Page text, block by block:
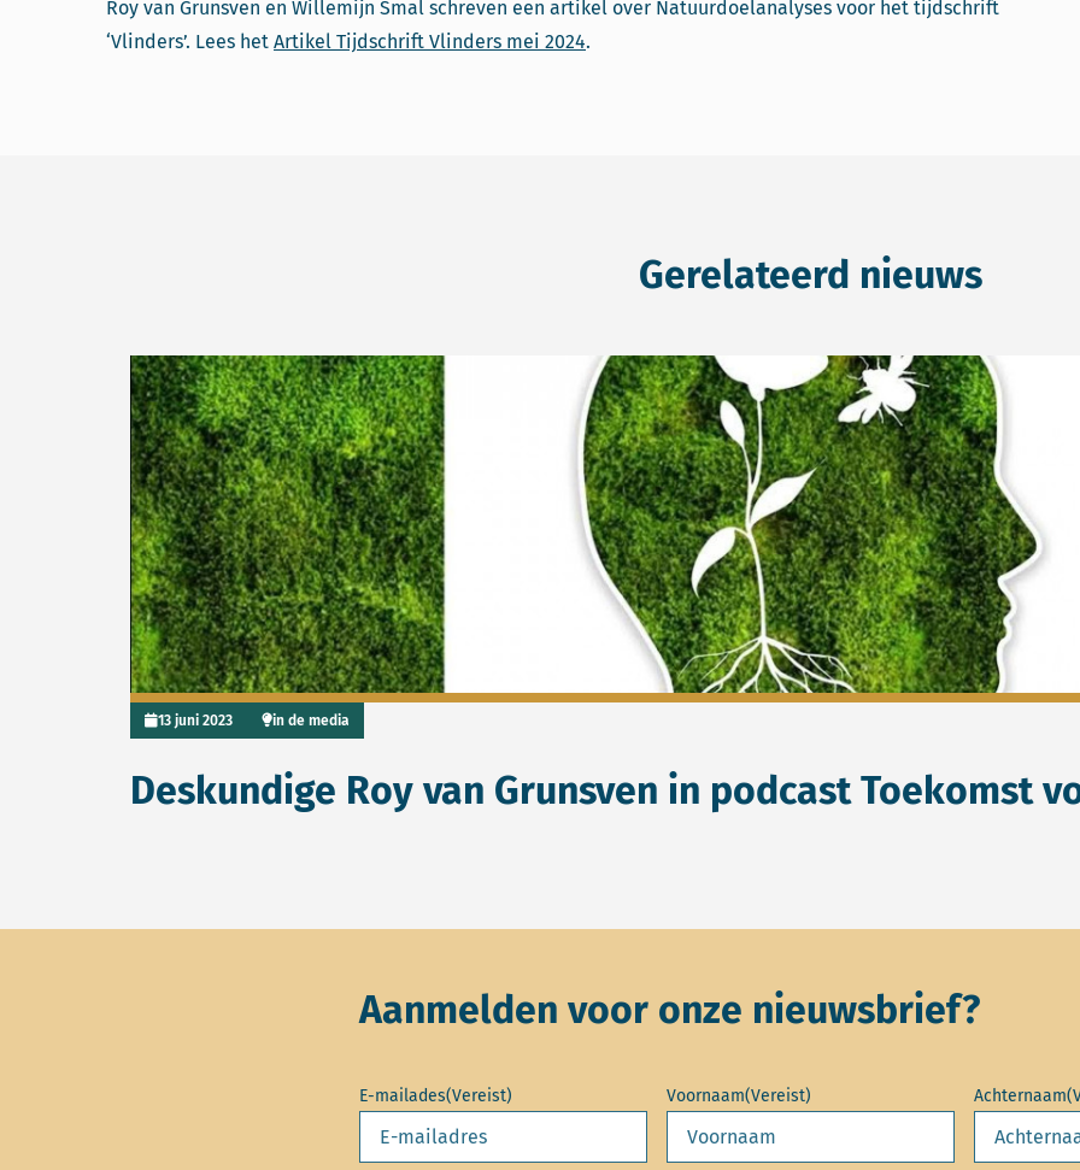
Roy van Grunsven en Willemijn Smal schreven een artikel over Natuurdoelanalyses voor het tijdschrift
‘Vlinders’. Lees het Artikel Tijdschrift Vlinders mei 2024.
Gerelateerd nieuws
Deskundige Roy van Grunsven in podcast Toekomst
13 juni 2023 in de media
Lees meer over Deskundige Roy van Grunsven in podcast Toekomst voor Natuur
Aanmelden voor onze nieuwsbrief?
E-mailades(Vereist) Voornaam(Vereist) Achternaam